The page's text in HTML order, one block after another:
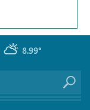
8.99°